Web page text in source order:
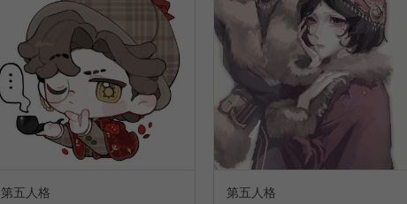
第五人格 第五人格